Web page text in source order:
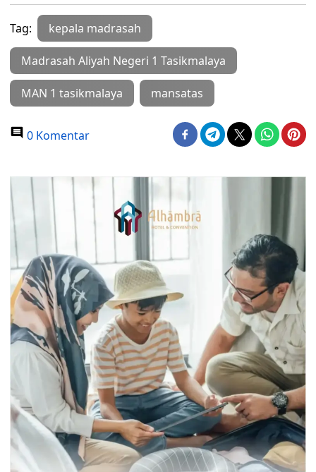
Tag: kepala madrasah
Madrasah Aliyah Negeri 1 Tasikmalaya
MAN 1 tasikmalaya mansatas
0 Komentar